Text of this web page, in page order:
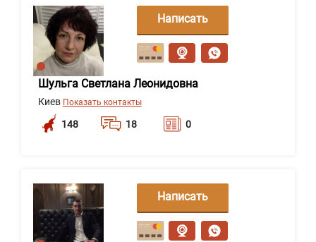
Шульга Светлана Леонидовна
Киев Показать контакты
148 18 0
Написать
сообщение
Написать
сообщение